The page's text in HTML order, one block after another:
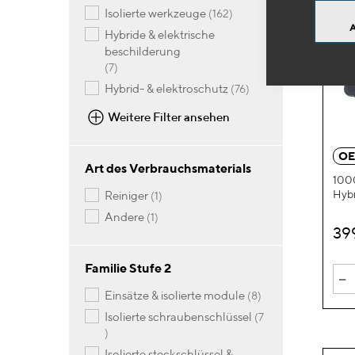
-
isolierte werkzeuge 162Artikel
hybride & elektrische
beschilderung
7Artikel
hybrid- & elektroschutz 76Artikel
Weitere Filter ansehen
Art des Verbrauchsmaterials
reiniger 1Artikel
andere 1Artikel
Familie Stufe 2
einsätze & isolierte module 8Artikel
isolierte schraubenschlüssel 7
Artikel